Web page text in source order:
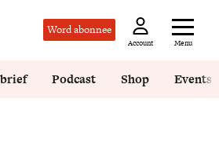
Word abonnee
Account Menu
Podcast Shop Events